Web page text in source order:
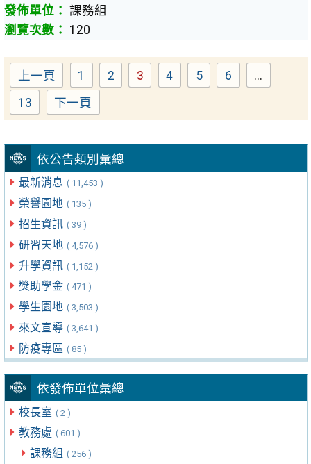
依公告類別彙總
最新消息 ( 11,453 )
榮譽園地 ( 135 )
招生資訊 ( 39 )
研習天地 ( 4,576 )
升學資訊 ( 1,152 )
獎助學金 ( 471 )
學生園地 ( 3,503 )
來文宣導 ( 3,641 )
防疫專區 ( 85 )
依發佈單位彙總
校長室 ( 2 )
教務處 ( 601 )
課務組 ( 256 )
課務組
120
上一頁 Page
1 Page
2 Page
3 Page
4 Page
5 Page
6 ...
Page
13 下一頁